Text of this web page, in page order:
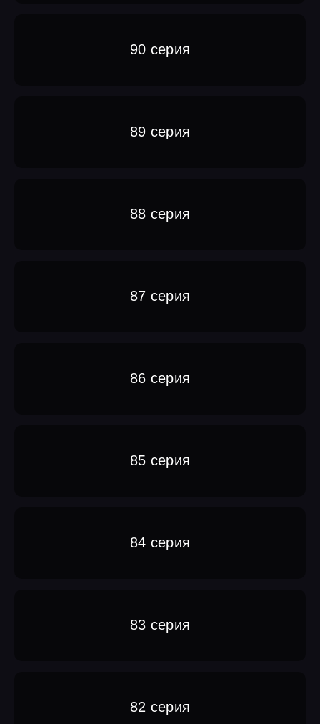
90 серия
89 серия
88 серия
87 серия
86 серия
85 серия
84 серия
83 серия
82 серия